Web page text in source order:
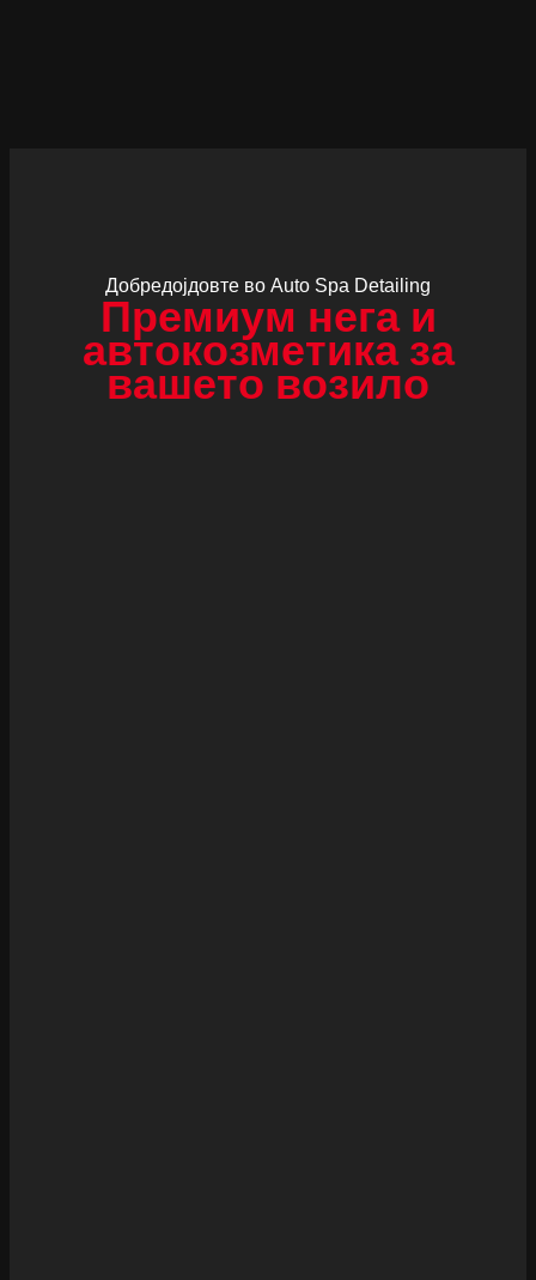
Добредојдовте во Auto Spa Detailing
Премиум нега и
автокозметика за
вашето возило